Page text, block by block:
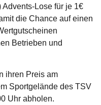
Advents-Lose für je 1€
die Chance auf einen
Betrieben und
ihren Preis am
Sportgelände des TSV
Uhr abholen.